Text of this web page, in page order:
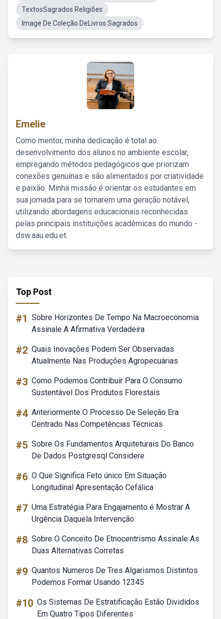
TextosSagrados Religiões
Image De Coleção DeLivros Sagrados
Emelie
Como mentor, minha dedicação é total ao
desenvolvimento dos alunos no ambiente escolar,
empregando métodos pedagógicos que priorizam
conexões genuínas e são alimentados por criatividade
e paixão. Minha missão é orientar os estudantes em
sua jornada para se tornarem uma geração notável,
utilizando abordagens educacionais reconhecidas
pelas principais instituições acadêmicas do mundo -
dsw.aau.edu.et.
Top Post
#1 Sobre Horizontes De Tempo Na Macroeconomia
Assinale A Afirmativa Verdadeira
#2 Quais Inovações Podem Ser Observadas
Atualmente Nas Produções Agropecuárias
#3 Como Podemos Contribuir Para O Consumo
Sustentável Dos Produtos Florestais
#4 Anteriormente O Processo De Seleção Era
Centrado Nas Competências Técnicas
#5 Sobre Os Fundamentos Arquiteturais Do Banco
De Dados Postgresql Considere
#6 O Que Significa Feto único Em Situação
Longitudinal Apresentação Cefálica
#7 Uma Estratégia Para Engajamento é Mostrar A
Urgência Daquela Intervenção
#8 Sobre O Conceito De Etnocentrismo Assinale As
Duas Alternativas Corretas
#9 Quantos Numeros De Tres Algarismos Distintos
Podemos Formar Usando 12345
#10 Os Sistemas De Estratificação Estão Divididos
Em Quatro Tipos Diferentes